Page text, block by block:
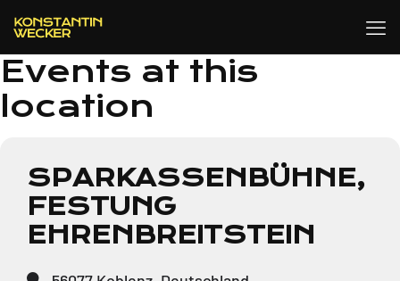
Events at this
location
SPARKASSENBÜHNE,
FESTUNG
EHRENBREITSTEIN